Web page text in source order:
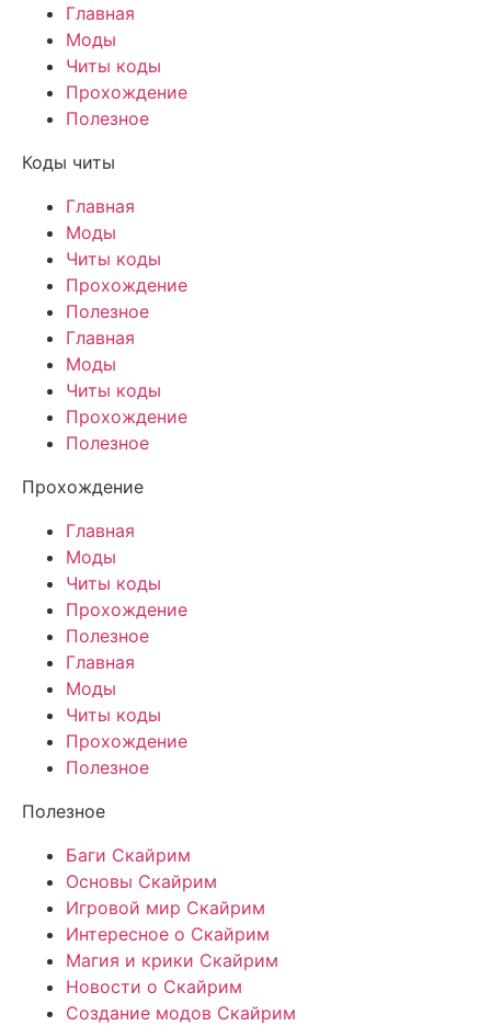
Главная
Моды
Читы коды
Прохождение
Полезное
Коды читы
Главная
Моды
Читы коды
Прохождение
Полезное
Главная
Моды
Читы коды
Прохождение
Полезное
Прохождение
Главная
Моды
Читы коды
Прохождение
Полезное
Главная
Моды
Читы коды
Прохождение
Полезное
Полезное
Баги Скайрим
Основы Скайрим
Игровой мир Скайрим
Интересное о Скайрим
Магия и крики Скайрим
Новости о Скайрим
Создание модов Скайрим